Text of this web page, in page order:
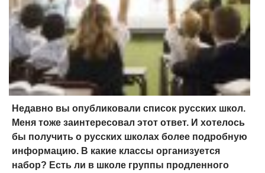
Недавно вы опубликовали список русских школ.
Меня тоже заинтересовал этот ответ. И хотелось
бы получить о русских школах более подробную
информацию. В какие классы организуется
набор? Есть ли в школе группы продленного